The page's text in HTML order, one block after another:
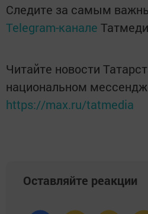
Следите за самым
Telegram-канале
Читайте новости
национальном
https://max.ru/tatmedia
Оставляйте реакции